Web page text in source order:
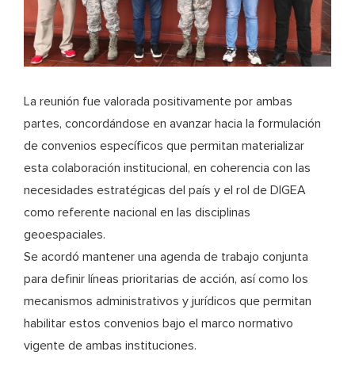
La reunión fue valorada positivamente por ambas
partes, concordándose en avanzar hacia la formulación
de convenios específicos que permitan materializar
esta colaboración institucional, en coherencia con las
necesidades estratégicas del país y el rol de DIGEA
como referente nacional en las disciplinas
geoespaciales.
Se acordó mantener una agenda de trabajo conjunta
para definir líneas prioritarias de acción, así como los
mecanismos administrativos y jurídicos que permitan
habilitar estos convenios bajo el marco normativo
vigente de ambas instituciones.